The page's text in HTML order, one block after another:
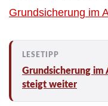
Grundsicherung im
Grundsicherung im
steigt weiter